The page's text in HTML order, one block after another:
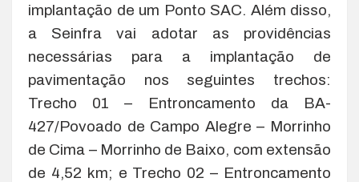
implantação de um Ponto SAC. Além disso,
a Seinfra vai adotar as providências
necessárias para a implantação de
pavimentação nos seguintes trechos:
Trecho 01 – Entroncamento da BA-
427/Povoado de Campo Alegre – Morrinho
de Cima – Morrinho de Baixo, com extensão
de 4,52 km; e Trecho 02 – Entroncamento